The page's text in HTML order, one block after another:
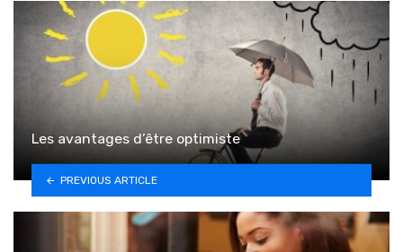
Les avantages d’être optimiste
PREVIOUS ARTICLE